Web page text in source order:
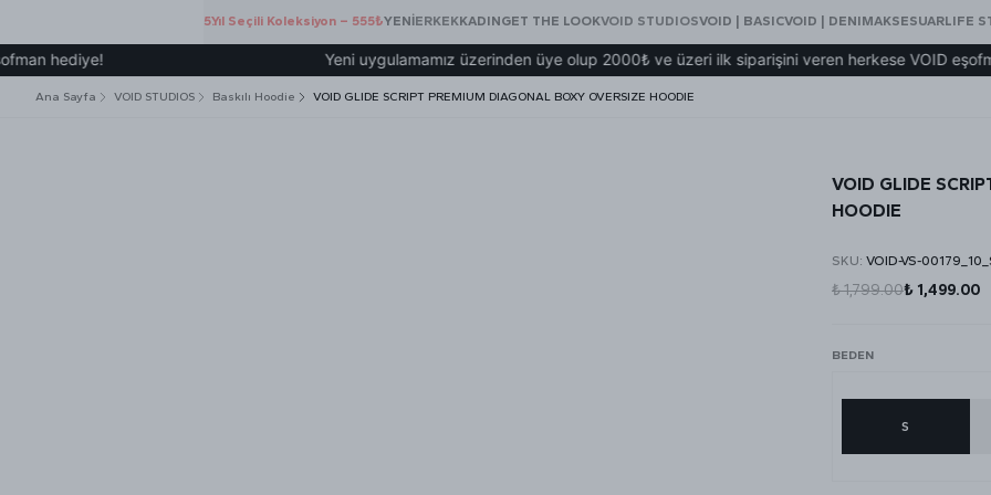
5.Yıl Seçili Koleksiyon – 555₺YENİERKEKKADINGET THE LOOKVOID STUDIOSVOID | BASICVOID | DENIMAKSESUARLIFE
Yeni uygulamamız üzerinden üye olup 2000₺ ve üzeri ilk siparişini veren herkese VOID eşofman
Ana Sayfa VOID STUDIOS Baskılı Hoodie VOID GLIDE SCRIPT PREMIUM DIAGONAL BOXY OVERSIZE HOODIE
VOID GLIDE
HOODIE
SKU: VOID-VS-
₺ 1,799.00₺ 1,499.00
BEDEN
S